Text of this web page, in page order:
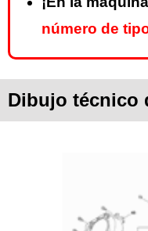
número de
Dibujo técnico